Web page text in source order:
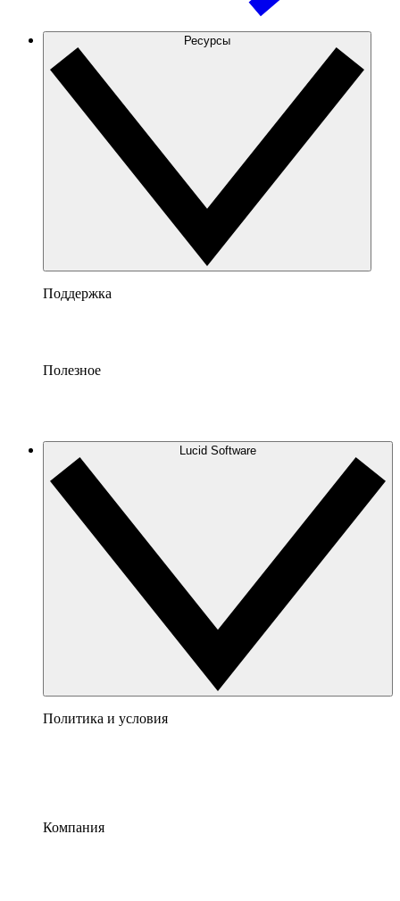
Ресурсы
Поддержка
Полезное
Lucid Software
Политика и условия
Компания